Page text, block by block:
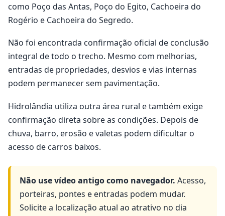
como Poço das Antas, Poço do Egito, Cachoeira do
Rogério e Cachoeira do Segredo.
Não foi encontrada confirmação oficial de conclusão
integral de todo o trecho. Mesmo com melhorias,
entradas de propriedades, desvios e vias internas
podem permanecer sem pavimentação.
Hidrolândia utiliza outra área rural e também exige
confirmação direta sobre as condições. Depois de
chuva, barro, erosão e valetas podem dificultar o
acesso de carros baixos.
Não use vídeo antigo como navegador. Acesso,
porteiras, pontes e entradas podem mudar.
Solicite a localização atual ao atrativo no dia